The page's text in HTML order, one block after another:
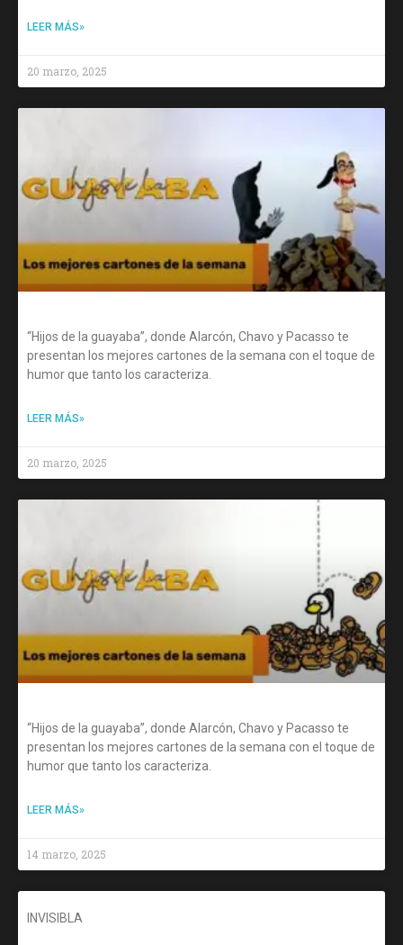
LEER MÁS»
20 marzo, 2025
“Hijos de la guayaba”, donde Alarcón, Chavo y Pacasso te
presentan los mejores cartones de la semana con el toque de
humor que tanto los caracteriza.
LEER MÁS»
20 marzo, 2025
“Hijos de la guayaba”, donde Alarcón, Chavo y Pacasso te
presentan los mejores cartones de la semana con el toque de
humor que tanto los caracteriza.
LEER MÁS»
14 marzo, 2025
INVISIBLA